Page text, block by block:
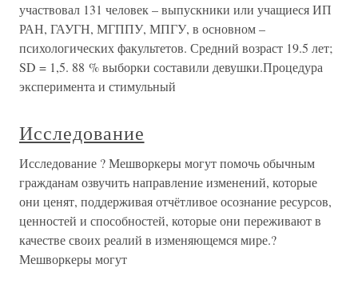
участвовал 131 человек – выпускники или учащиеся ИП
РАН, ГАУГН, МГППУ, МПГУ, в основном –
психологических факультетов. Средний возраст 19.5 лет;
SD = 1,5. 88 % выборки составили девушки.Процедура
эксперимента и стимульный
Исследование
Исследование ? Мешворкеры могут помочь обычным
гражданам озвучить направление изменений, которые
они ценят, поддерживая отчётливое осознание ресурсов,
ценностей и способностей, которые они переживают в
качестве своих реалий в изменяющемся мире.?
Мешворкеры могут